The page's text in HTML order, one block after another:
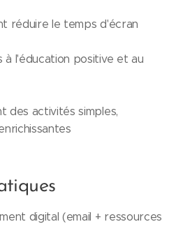
réduire le temps d'écran
à l'éducation positive et au
des activités simples,
digital (email + ressources